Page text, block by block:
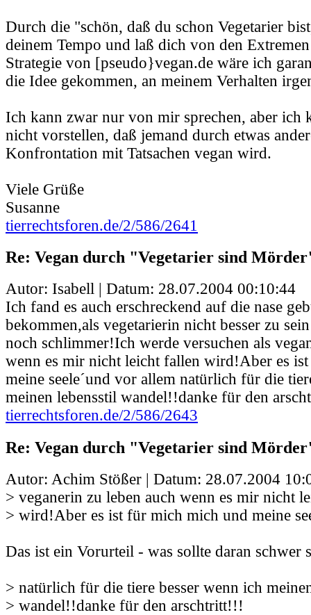
Durch die "schön, daß du schon Vegetarier
deinem Tempo und laß dich von den
Strategie von [pseudo}vegan.de wäre ich
die Idee gekommen, an meinem Verhalten
Ich kann zwar nur von mir sprechen, aber ich
nicht vorstellen, daß jemand durch etwas
Konfrontation mit Tatsachen vegan wird.
Viele Grüße
Susanne
tierrechtsforen.de/2/586/2641
Re: Vegan durch "Vegetarier sind
Autor: Isabell | Datum: 28.07.2004 00:10:44
Ich fand es auch erschreckend auf die nase
bekommen,als vegetarierin nicht besser zu
noch schlimmer!Ich werde versuchen als
wenn es mir nicht leicht fallen wird!Aber es
meine seele´und vor allem natürlich für die
meinen lebensstil wandel!!danke für den
tierrechtsforen.de/2/586/2643
Re: Vegan durch "Vegetarier sind
Autor: Achim Stößer | Datum: 28.07.2004
> veganerin zu leben auch wenn es mir nicht
> wird!Aber es ist für mich mich und meine
Das ist ein Vorurteil - was sollte daran schwer
> natürlich für die tiere besser wenn ich
> wandel!!danke für den arschtritt!!!